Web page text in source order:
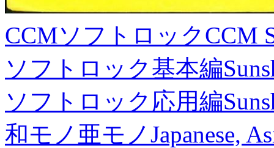
CCMソフトロックCCM
ソフトロック基本編
ソフトロック応用編
和モノ亜モノJapanese,